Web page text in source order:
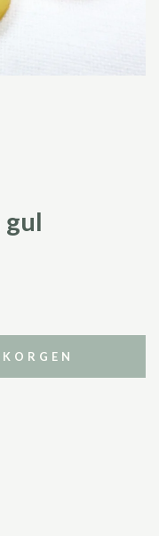
gul